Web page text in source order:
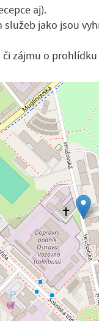
aj).
jako jsou
zájmu o